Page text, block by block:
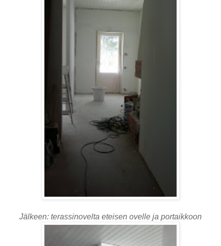
Jälkeen: terassinovelta eteisen ovelle ja portaikkoon